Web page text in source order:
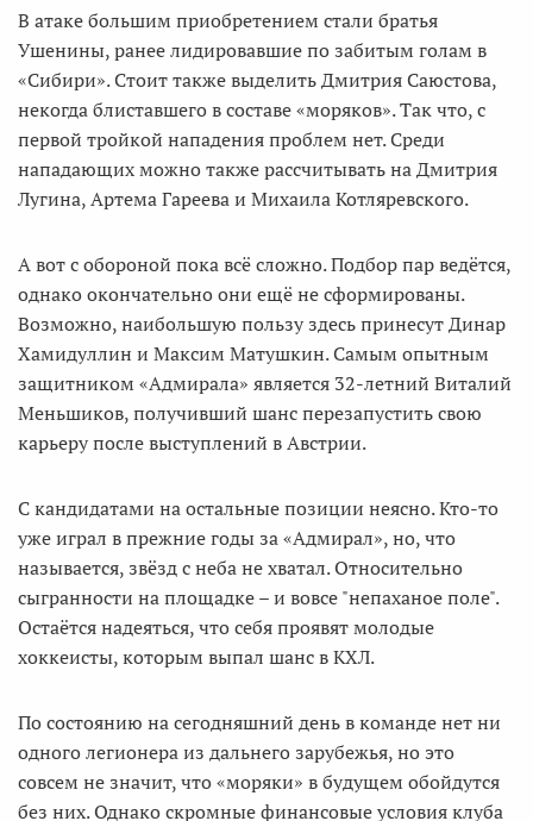
В атаке большим приобретением стали братья
Ушенины, ранее лидировавшие по забитым голам в
«Сибири». Стоит также выделить Дмитрия Саюстова,
некогда блиставшего в составе «моряков». Так что, с
первой тройкой нападения проблем нет. Среди
нападающих можно также рассчитывать на Дмитрия
Лугина, Артема Гареева и Михаила Котляревского.
А вот с обороной пока всё сложно. Подбор пар ведётся,
однако окончательно они ещё не сформированы.
Возможно, наибольшую пользу здесь принесут Динар
Хамидуллин и Максим Матушкин. Самым опытным
защитником «Адмирала» является 32-летний Виталий
Меньшиков, получивший шанс перезапустить свою
карьеру после выступлений в Австрии.
С кандидатами на остальные позиции неясно. Кто-то
уже играл в прежние годы за «Адмирал», но, что
называется, звёзд с неба не хватал. Относительно
сыгранности на площадке – и вовсе "непаханое поле".
Остаётся надеяться, что себя проявят молодые
хоккеисты, которым выпал шанс в КХЛ.
По состоянию на сегодняшний день в команде нет ни
одного легионера из дальнего зарубежья, но это
совсем не значит, что «моряки» в будущем обойдутся
без них. Однако скромные финансовые условия клуба